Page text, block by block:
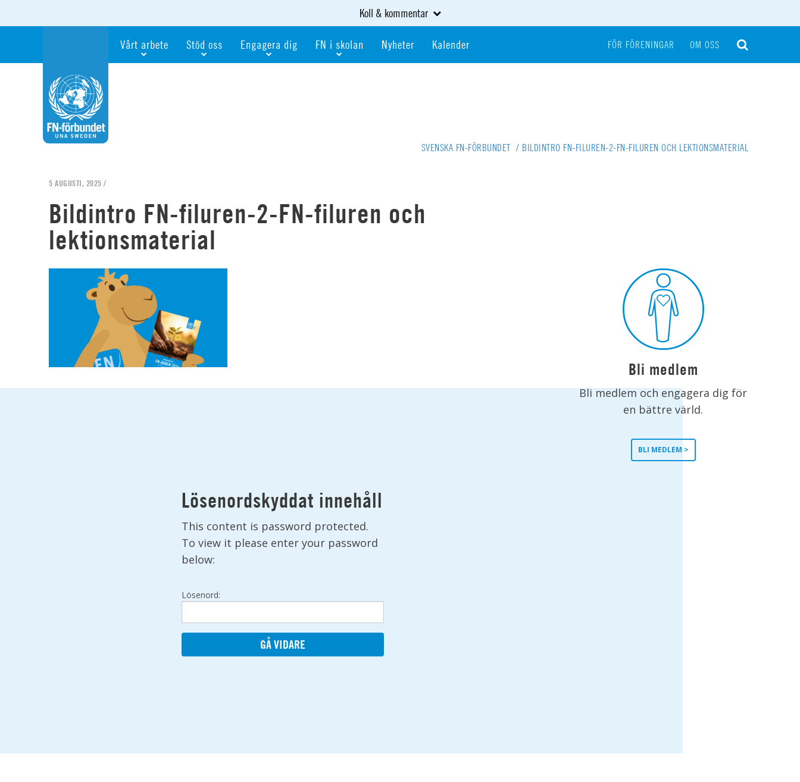
Koll & kommentar
Vårt arbete Stöd oss Engagera dig FN i skolan Nyheter Kalender FÖR FÖRENINGAR OM OSS
SVENSKA FN-FÖRBUNDET / BILDINTRO FN-FILUREN-2-FN-FILUREN OCH LEKTIONSMATERIAL
5 AUGUSTI, 2025 /
Bildintro FN-filuren-2-FN-filuren och
lektionsmaterial
Lösenordskyddat innehåll
This content is password protected.
To view it please enter your password
below:
Lösenord:
Bli medlem
Bli medlem och engagera dig för
en bättre värld.
BLI MEDLEM >